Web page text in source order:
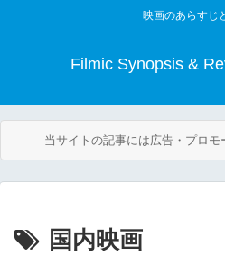
映画のあらすじ
Filmic Synopsis &
当サイトの記事には広告・プロ
国内映画